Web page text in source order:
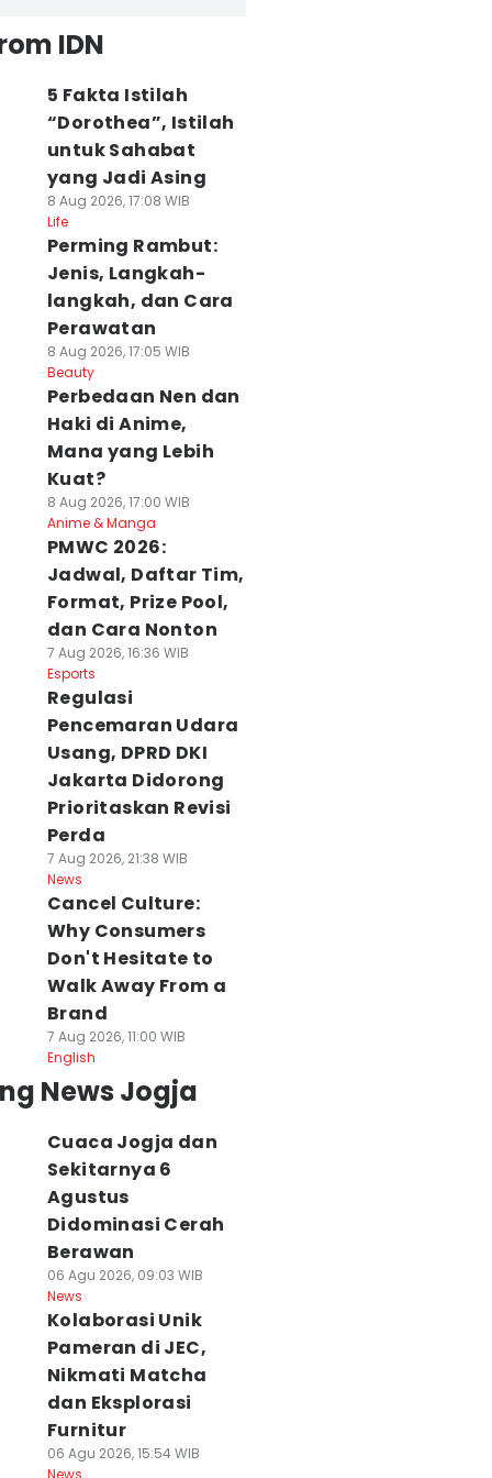
IDN
5 Fakta Istilah
“Dorothea”, Istilah
untuk Sahabat
yang Jadi Asing
8 Aug 2026, 17:08 WIB
Life
Perming Rambut:
Jenis, Langkah-
langkah, dan Cara
Perawatan
8 Aug 2026, 17:05 WIB
Beauty
Perbedaan Nen dan
Haki di Anime,
Mana yang Lebih
Kuat?
8 Aug 2026, 17:00 WIB
Anime & Manga
PMWC 2026:
Jadwal, Daftar Tim,
Format, Prize Pool,
dan Cara Nonton
7 Aug 2026, 16:36 WIB
Esports
Regulasi
Pencemaran Udara
Usang, DPRD DKI
Jakarta Didorong
Prioritaskan Revisi
Perda
7 Aug 2026, 21:38 WIB
News
Cancel Culture:
Why Consumers
Don't Hesitate to
Walk Away From a
Brand
7 Aug 2026, 11:00 WIB
English
News Jogja
Cuaca Jogja dan
Sekitarnya 6
Agustus
Didominasi Cerah
Berawan
06 Agu 2026, 09:03 WIB
News
Kolaborasi Unik
Pameran di JEC,
Nikmati Matcha
dan Eksplorasi
Furnitur
06 Agu 2026, 15:54 WIB
News